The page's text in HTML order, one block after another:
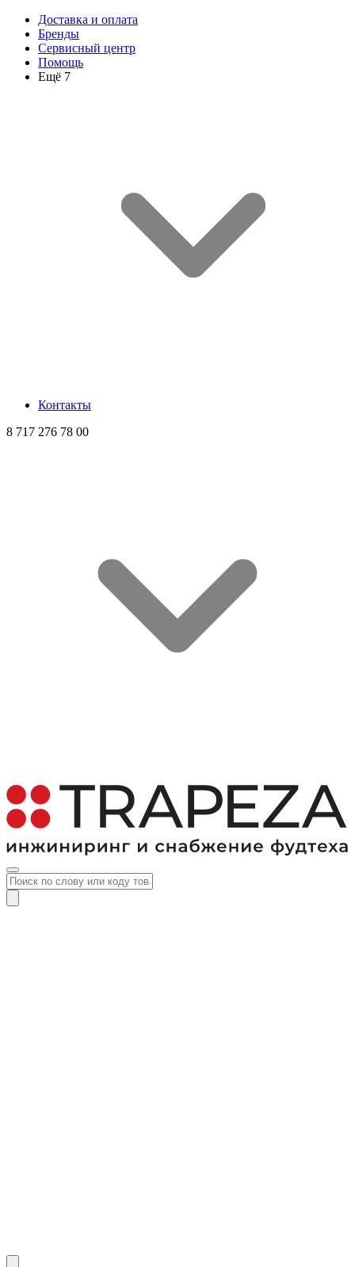
Доставка и оплата
Бренды
Сервисный центр
Помощь
Ещё 7
Контакты
8 717 276 78 00